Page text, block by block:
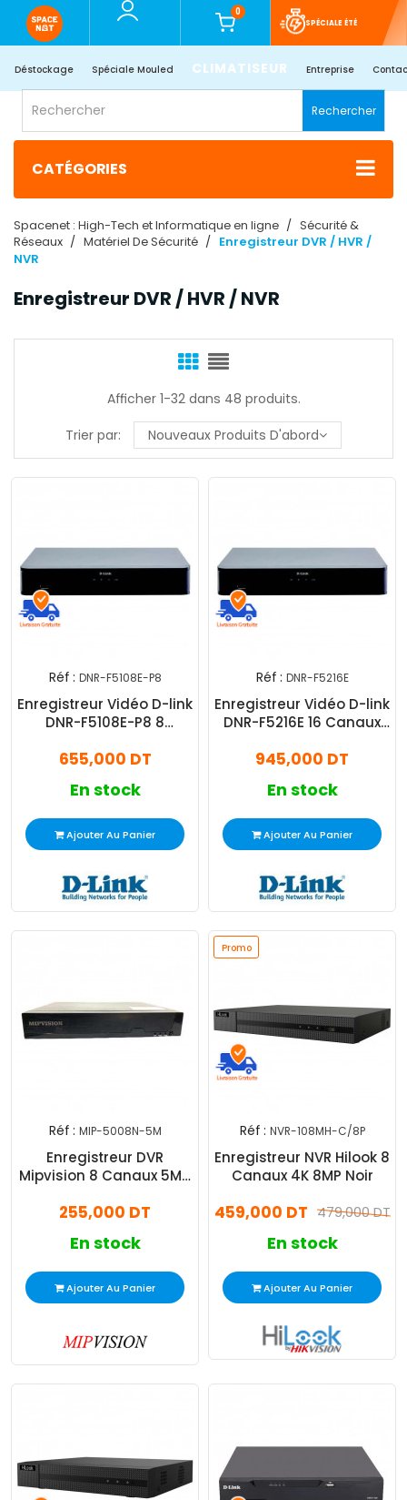
0
SPÉCIALE ÉTÉ
Déstockage Spéciale Mouled CLIMATISEUR Entreprise
Rechercher
CATÉGORIES
Spacenet : High-Tech et Informatique en ligne
Sécurité &
Réseaux
Matériel De Sécurité
Enregistreur DVR / HVR /
NVR
Enregistreur DVR / HVR / NVR
Afficher 1-32 dans 48 produits.
Trier par:
Nouveaux Produits D'abord
Réf : DNR-F5108E-P8
Enregistreur Vidéo D-link
DNR-F5108E-P8 8
655,000 DT
En stock
Ajouter Au Panier
Réf : DNR-F5216E
Enregistreur Vidéo D-link
DNR-F5216E 16 Canaux
945,000 DT
En stock
Ajouter Au Panier
Réf : MIP-5008N-5M
Enregistreur DVR
Mipvision 8 Canaux 5Mp
255,000 DT
En stock
Ajouter Au Panier
Promo
Réf : NVR-108MH-C/8P
Enregistreur NVR Hilook 8
Canaux 4K 8MP Noir
479,000 DT
459,000 DT
En stock
Ajouter Au Panier